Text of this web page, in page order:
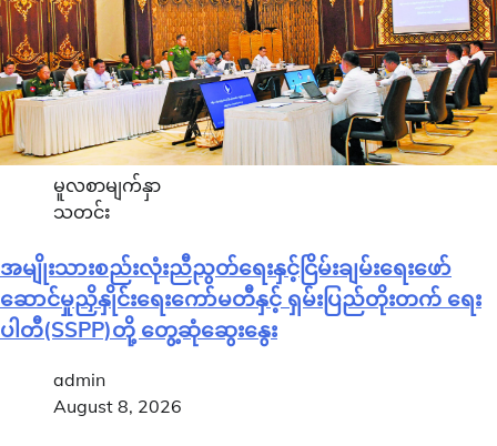
မူလစာမျက်နှာ
သတင်း
အမျိုးသားစည်းလုံးညီညွတ်ရေးနှင့်ငြိမ်းချမ်းရေးဖော်
ဆောင်မှုညှိနှိုင်းရေးကော်မတီနှင့် ရှမ်းပြည်တိုးတက် ရေး
ပါတီ(SSPP)တို့ တွေ့ဆုံဆွေးနွေး
admin
August 8, 2026